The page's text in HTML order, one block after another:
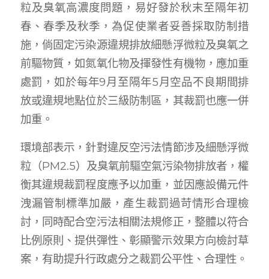
粒及臭氧高濃度問題，易好發於秋末至隔年初
春、春季及秋季，為促使業者妥善採取防制措
施，倘固定污染源違規排放細懸浮微粒及臭氧之
前驅物質，如氮氧化物及揮發性有機物，應加重
處罰，如於每年9月至隔年5月空品不良期間排
放或違規地點位於三級防制區，其裁罰也應一併
加重。
環境部表示，針對違反空污法情節涉及細懸浮微
粒（PM2.5）及臭氧前驅空氣污染物排放者，權
衡其違規裁罰程度應予以加重，並因應設備元件
洩漏管制標準加嚴，產生裁罰過苛情形合理檢
討，同時配合空污法相關法規修正，整體以符合
比例原則、提供彈性、彰顯警示效果方向檢討草
案，有助提升行政處分之裁罰公平性、合理性。